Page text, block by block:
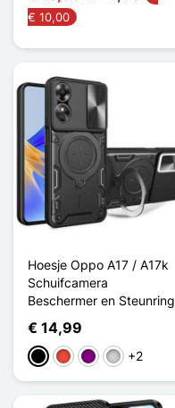
€ 10,00
Hoesje Oppo A17 / A17k
Schuifcamera
Beschermer en Steunring
€ 14,99
ZwartRoodPurperZilver+2